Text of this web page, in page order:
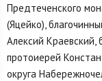
Предтеченского
(Яцейко),
Алексий Краевский,
протоиерей
округа